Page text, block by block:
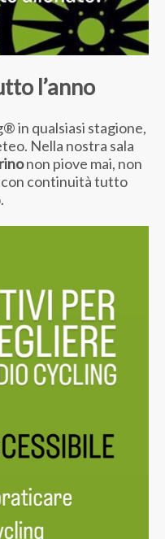
l’anno
in qualsiasi stagione,
Nella nostra sala
non piove mai, non
con continuità tutto